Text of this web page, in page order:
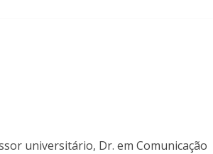
universitário, Dr. em Comunicação